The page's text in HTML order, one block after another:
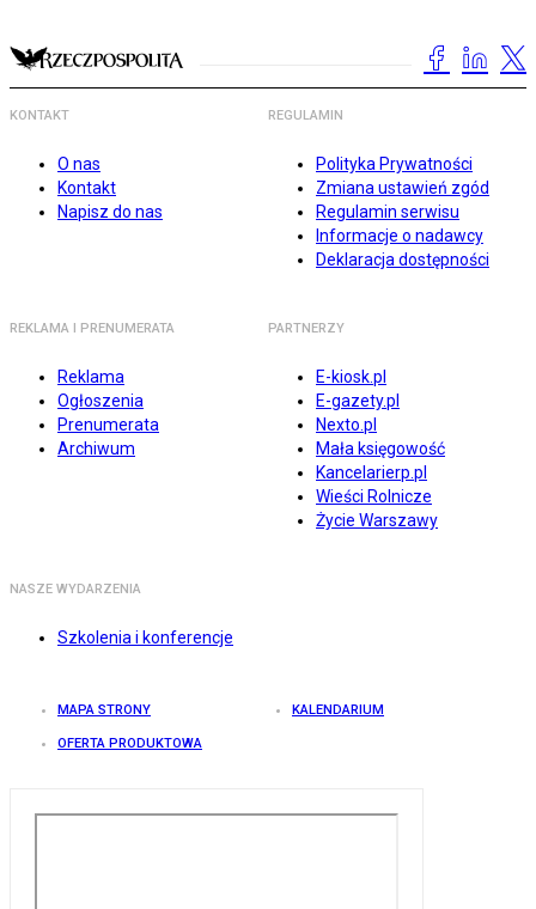
KONTAKT
O nas
Kontakt
Napisz do nas
REGULAMIN
Polityka Prywatności
Zmiana ustawień zgód
Regulamin serwisu
Informacje o nadawcy
Deklaracja dostępności
REKLAMA I PRENUMERATA
Reklama
Ogłoszenia
Prenumerata
Archiwum
PARTNERZY
E-kiosk.pl
E-gazety.pl
Nexto.pl
Mała księgowość
Kancelarierp.pl
Wieści Rolnicze
Życie Warszawy
NASZE WYDARZENIA
Szkolenia i konferencje
MAPA STRONY KALENDARIUM
OFERTA PRODUKTOWA